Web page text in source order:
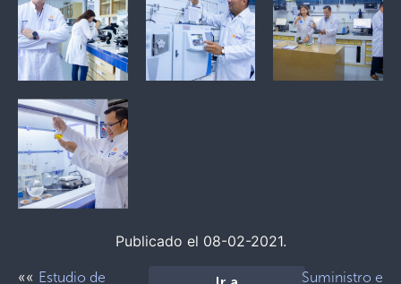
Publicado el 08-02-2021.
«« Estudio de
Suministro e